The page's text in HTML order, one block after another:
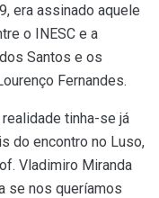
era assinado aquele
o INESC e a
Santos e os
Fernandes.
tinha-se já
do encontro no Luso,
Vladimiro Miranda
se nos queríamos